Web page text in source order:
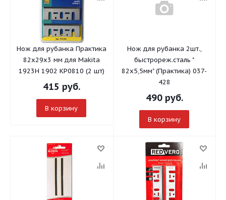
Нож для рубанка Практика
82х29х3 мм для Makita
1923H 1902 KP0810 (2 шт)
415 руб.
В корзину
Нож для рубанка 2шт.,
быстрореж.сталь "
82х5,5мм" (Практика) 037-
428
490руб.
В корзину